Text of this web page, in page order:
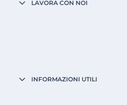
LAVORA CON NOI
INFORMAZIONI UTILI